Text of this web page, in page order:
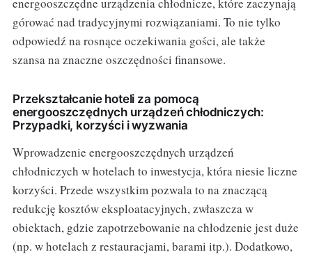
energooszczędne urządzenia chłodnicze, które zaczynają
górować nad tradycyjnymi rozwiązaniami. To nie tylko
odpowiedź na rosnące oczekiwania gości, ale także
szansa na znaczne oszczędności finansowe.
Przekształcanie hoteli za pomocą
energooszczędnych urządzeń chłodniczych:
Przypadki, korzyści i wyzwania
Wprowadzenie energooszczędnych urządzeń
chłodniczych w hotelach to inwestycja, która niesie liczne
korzyści. Przede wszystkim pozwala to na znaczącą
redukcję kosztów eksploatacyjnych, zwłaszcza w
obiektach, gdzie zapotrzebowanie na chłodzenie jest duże
(np. w hotelach z restauracjami, barami itp.). Dodatkowo,